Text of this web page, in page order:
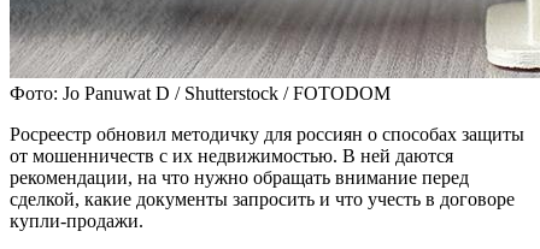
Фото: Jo Panuwat D / Shutterstock / FOTODOM
Росреестр обновил методичку для россиян о способах защиты
от мошенничеств с их недвижимостью. В ней даются
рекомендации, на что нужно обращать внимание перед
сделкой, какие документы запросить и что учесть в договоре
купли-продажи.